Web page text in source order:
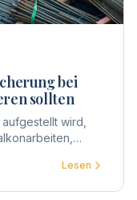
bei
sollten
wird,
Lesen